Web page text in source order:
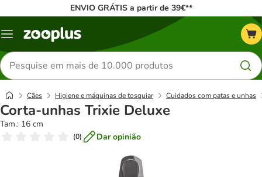
ENVIO GRÁTIS a partir de 39€**
Menu
Pesquisar
produtos
Cães Higiene e máquinas de tosquiar Cuidados com patas e unhas
Corta-unhas Trixie Deluxe
Tam.: 16 cm
(0) Dar opinião